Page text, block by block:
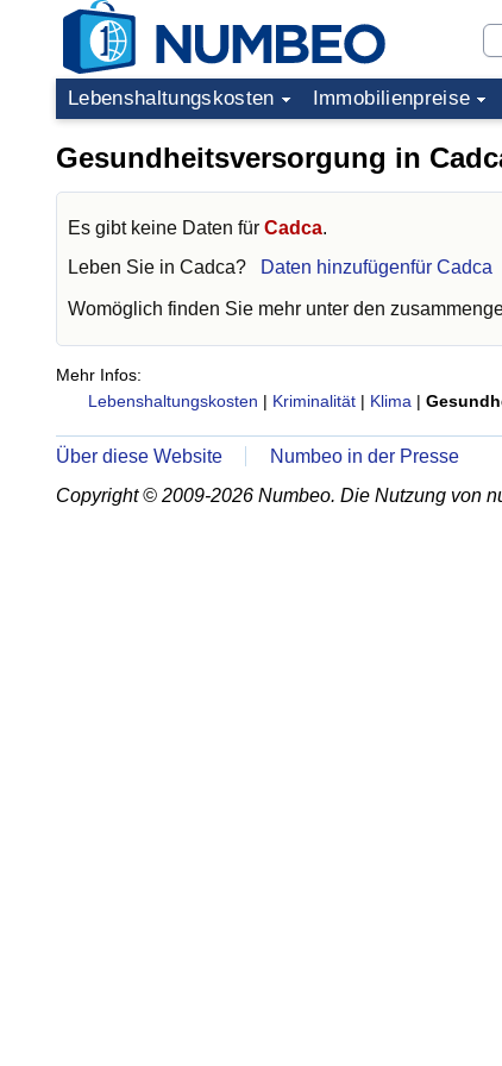
Lebenshaltungskosten Immobilienpreise
Gesundheitsversorgung in
Es gibt keine Daten für Cadca.
Leben Sie in Cadca? Daten hinzufügenfür Cadca
Womöglich finden Sie mehr unter den
Mehr Infos:
Lebenshaltungskosten | Kriminalität | Klima |
Über diese Website
Numbeo in der Presse
Copyright © 2009-2026 Numbeo. Die Nutzung von